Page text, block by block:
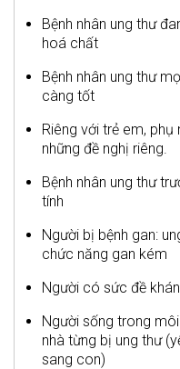
Bệnh nhân ung thư
hoá chất
Bệnh nhân ung thư
càng tốt
Riêng với trẻ em,
những đề nghị riêng.
Bệnh nhân ung thư
tính
Người bị bệnh gan:
chức năng gan kém
Người có sức đề
Người sống trong
nhà từng bị ung thư
sang con)